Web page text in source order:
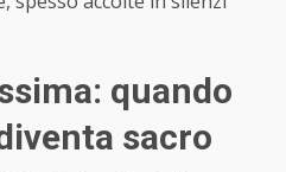
quando
sacro